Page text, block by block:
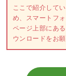
ここで紹介して
め、スマートフ
ページ上部にあ
ウンロードをお願